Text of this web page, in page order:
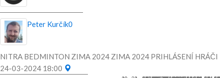
Peter Kurčík0
NITRA BEDMINTON ZIMA 2024 ZIMA 2024 PRIHLÁSENÍ HRÁČI
24-03-2024 18:00